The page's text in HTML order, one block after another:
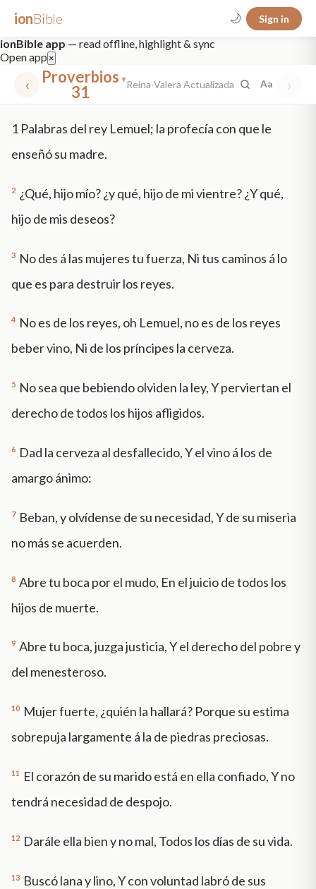
ionBible 🌙 Sign in
ionBible app — read offline, highlight & sync
Open app ×
‹
Proverbios
31
▾Reina-Valera Actualizada Aa ›
mt 5 nt faith
1 Palabras del rey Lemuel; la profecía con que le
enseñó su madre.
2 ¿Qué, hijo mío? ¿y qué, hijo de mi vientre? ¿Y qué,
hijo de mis deseos?
3 No des á las mujeres tu fuerza, Ni tus caminos á lo
que es para destruir los reyes.
4 No es de los reyes, oh Lemuel, no es de los reyes
beber vino, Ni de los príncipes la cerveza.
5 No sea que bebiendo olviden la ley, Y perviertan el
derecho de todos los hijos afligidos.
6 Dad la cerveza al desfallecido, Y el vino á los de
amargo ánimo:
7 Beban, y olvídense de su necesidad, Y de su miseria
no más se acuerden.
8 Abre tu boca por el mudo, En el juicio de todos los
hijos de muerte.
9 Abre tu boca, juzga justicia, Y el derecho del pobre y
del menesteroso.
10 Mujer fuerte, ¿quién la hallará? Porque su estima
sobrepuja largamente á la de piedras preciosas.
11
El corazón de su marido está en ella confiado, Y no
tendrá necesidad de despojo.
12 Darále ella bien y no mal, Todos los días de su vida.
13 Buscó lana y lino, Y con voluntad labró de sus